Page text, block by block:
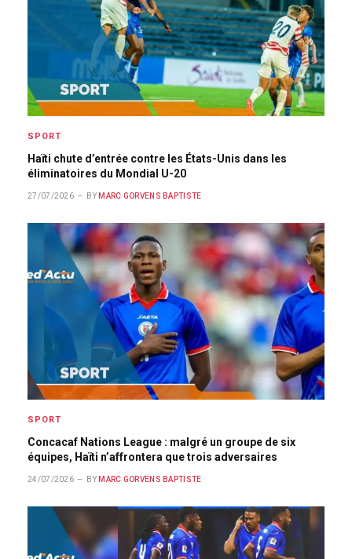
SPORT
Haïti chute d’entrée contre les États-Unis dans les
éliminatoires du Mondial U-20
27/07/2026 BY MARC GORVENS BAPTISTE
SPORT
Concacaf Nations League : malgré un groupe de six
équipes, Haïti n’affrontera que trois adversaires
24/07/2026 BY MARC GORVENS BAPTISTE